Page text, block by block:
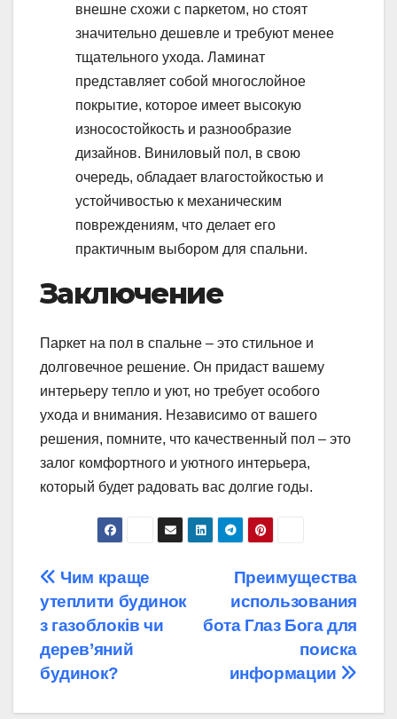
внешне схожи с паркетом, но стоят
значительно дешевле и требуют менее
тщательного ухода. Ламинат
представляет собой многослойное
покрытие, которое имеет высокую
износостойкость и разнообразие
дизайнов. Виниловый пол, в свою
очередь, обладает влагостойкостью и
устойчивостью к механическим
повреждениям, что делает его
практичным выбором для спальни.
Заключение
Паркет на пол в спальне – это стильное и
долговечное решение. Он придаст вашему
интерьеру тепло и уют, но требует особого
ухода и внимания. Независимо от вашего
решения, помните, что качественный пол – это
залог комфортного и уютного интерьера,
который будет радовать вас долгие годы.
Навігація
записів
Преимущества
использования
бота Глаз Бога для
поиска
информации
Чим краще
утеплити будинок
з газоблоків чи
дерев’яний
будинок?